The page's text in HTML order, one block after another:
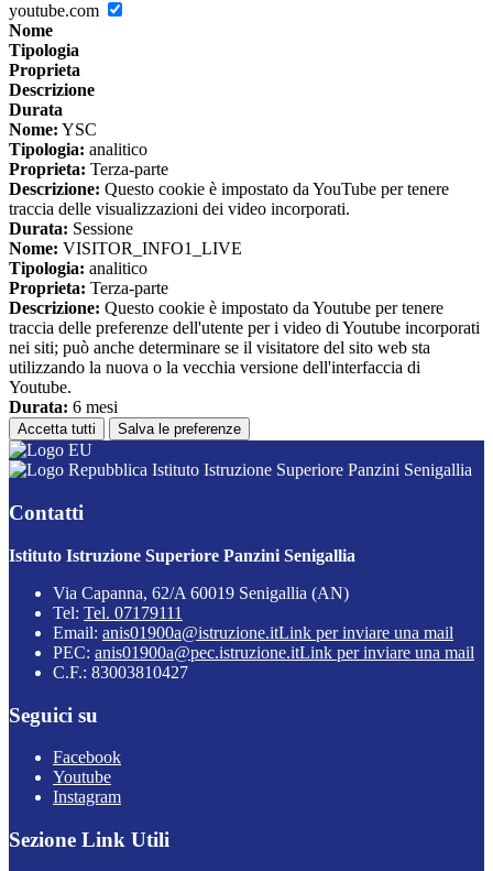
youtube.com
Nome
Tipologia
Proprieta
Descrizione
Durata
Nome: YSC
Tipologia: analitico
Proprieta: Terza-parte
Descrizione: Questo cookie è impostato da YouTube per tenere
traccia delle visualizzazioni dei video incorporati.
Durata: Sessione
Nome: VISITOR_INFO1_LIVE
Tipologia: analitico
Proprieta: Terza-parte
Descrizione: Questo cookie è impostato da Youtube per tenere
traccia delle preferenze dell'utente per i video di Youtube incorporati
nei siti; può anche determinare se il visitatore del sito web sta
utilizzando la nuova o la vecchia versione dell'interfaccia di
Youtube.
Durata: 6 mesi
Accetta tutti Salva le preferenze
Istituto Istruzione Superiore Panzini Senigallia
Contatti
Istituto Istruzione Superiore Panzini Senigallia
Via Capanna, 62/A 60019 Senigallia (AN)
Tel: Tel. 07179111
Email: anis01900a@istruzione.itLink per inviare una mail
PEC: anis01900a@pec.istruzione.itLink per inviare una mail
C.F.: 83003810427
Seguici su
Facebook
Youtube
Instagram
Sezione Link Utili